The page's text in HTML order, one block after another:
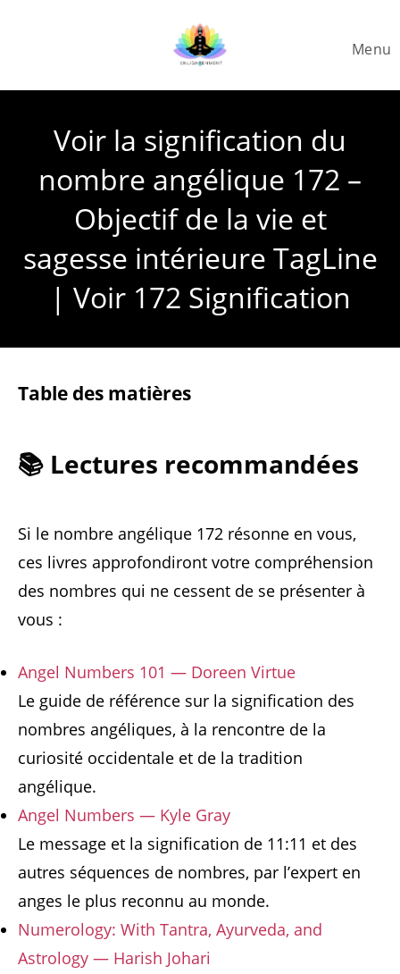
Menu
Voir la signification du
nombre angélique 172 –
Objectif de la vie et
sagesse intérieure TagLine
| Voir 172 Signification
Table des matières
📚 Lectures recommandées
Si le nombre angélique 172 résonne en vous,
ces livres approfondiront votre compréhension
des nombres qui ne cessent de se présenter à
vous :
Angel Numbers 101 — Doreen Virtue
Le guide de référence sur la signification des
nombres angéliques, à la rencontre de la
curiosité occidentale et de la tradition
angélique.
Angel Numbers — Kyle Gray
Le message et la signification de 11:11 et des
autres séquences de nombres, par l’expert en
anges le plus reconnu au monde.
Numerology: With Tantra, Ayurveda, and
Astrology — Harish Johari